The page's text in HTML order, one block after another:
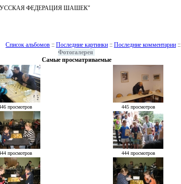
ФЕДЕРАЦИЯ ШАШЕК"
Список альбомов :: Последние картинки :: Последние комментарии ::
Фотогалерея
Самые просматриваемые
просмотров 445 просмотров
просмотров 444 просмотров